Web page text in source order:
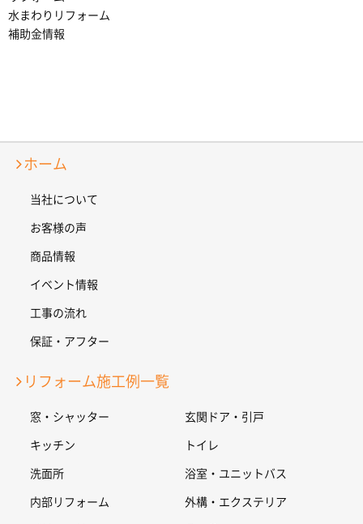
水まわりリフォーム
補助金情報
ホーム
当社について
お客様の声
商品情報
イベント情報
工事の流れ
保証・アフター
リフォーム施工例一覧
窓・シャッター 玄関ドア・引戸
キッチン トイレ
洗面所 浴室・ユニットバス
内部リフォーム 外構・エクステリア